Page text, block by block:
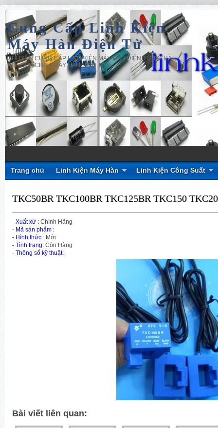
Cung Cấp Linh Kiện
Máy Hàn Điện Tử
CHUYÊN CUNG CẤP LINH KIỆN MÁY HÀN ĐIỆN TỬ TẠI HÀ
NỘI, SỬA CHỮA MÁY HÀN ĐIỆN TỬ
Trang chủ Linh Kiện Máy Hàn Linh Kiện Công Suất
TKC50BR TKC100BR TKC125BR TKC150
- Xuất xứ : Chính Hãng
- Mã sản phẩm :
- Hình thức : Mới
- Tình trạng: Còn Hàng
- Thông số kỹ thuật:
Bài viết liên quan: